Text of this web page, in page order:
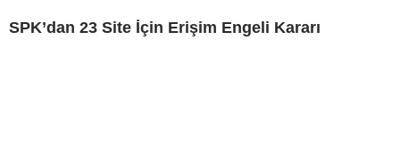
SPK’dan 23 Site İçin Erişim Engeli Kararı